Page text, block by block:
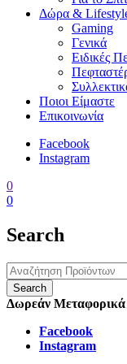
Δώρα &
Gaming
Γενικά
Ειδικές
Ποιοι Είμαστε
Επικοινωνία
Facebook
Instagram
0
0
Search
Δωρεάν Μεταφορικά
Facebook
Instagram